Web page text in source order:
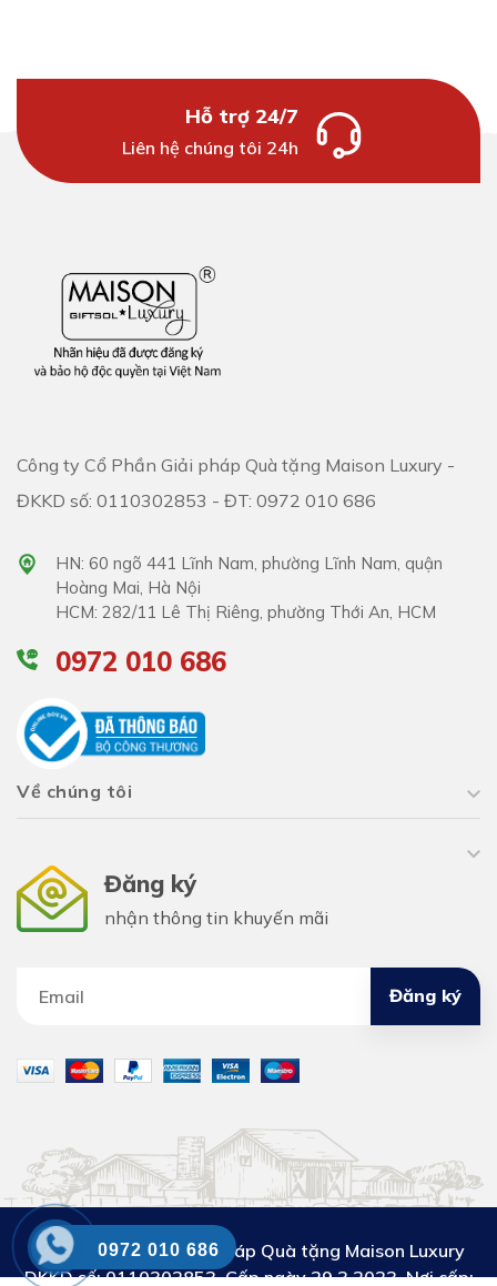
Hỗ trợ 24/7
Liên hệ chúng tôi 24h
Công ty Cổ Phần Giải pháp Quà tặng Maison Luxury -
ĐKKD số: 0110302853 - ĐT: 0972 010 686
HN: 60 ngõ 441 Lĩnh Nam, phường Lĩnh Nam, quận
Hoàng Mai, Hà Nội
HCM: 282/11 Lê Thị Riêng, phường Thới An, HCM
0972 010 686
Về chúng tôi
Đăng ký
nhận thông tin khuyến mãi
Đăng ký
Công ty Cổ phần Giải pháp Quà tặng Maison Luxury
DKKD số:0110302853. Cấp ngày 29.3.2023. Nơi cấp:
0972 010 686